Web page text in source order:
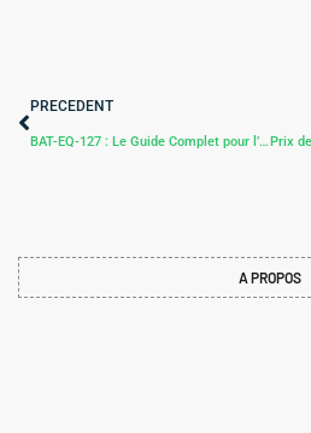
PRECEDENT
BAT-EQ-127 : Le Guide Complet pour l’Installation d’Éclairage LED en Tertiaire et l’Obtention de CEE
A PROPOS